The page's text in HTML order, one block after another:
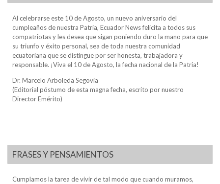
Al celebrarse este 10 de Agosto, un nuevo aniversario del
cumpleaños de nuestra Patria, Ecuador News felicita a todos sus
compatriotas y les desea que sigan poniendo duro la mano para que
su triunfo y éxito personal, sea de toda nuestra comunidad
ecuatoriana que se distingue por ser honesta, trabajadora y
responsable. ¡Viva el 10 de Agosto, la fecha nacional de la Patria!
Dr. Marcelo Arboleda Segovia
(Editorial póstumo de esta magna fecha, escrito por nuestro
Director Emérito)
FRASES Y PENSAMIENTOS
Cumplamos la tarea de vivir de tal modo que cuando muramos,